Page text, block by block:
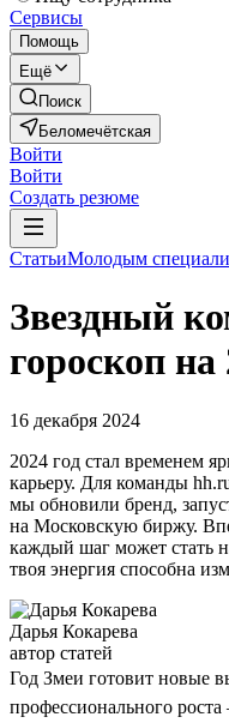
Сервисы
Помощь
Ещё
Поиск
Беломечётская
Войти
Войти
Создать резюме
СтатьиМолодым
Звездный
гороскоп на
16 декабря 2024
2024 год стал временем
карьеру. Для команды
мы обновили бренд,
на Московскую биржу.
каждый шаг может стать
твоя энергия способна
Дарья Кокарева
автор статей
Год Змеи готовит новые
профессионального